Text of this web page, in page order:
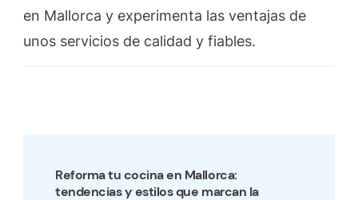
en Mallorca y experimenta las ventajas de
unos servicios de calidad y fiables.
Navigation
Reforma tu cocina en Mallorca:
tendencias y estilos que marcan la